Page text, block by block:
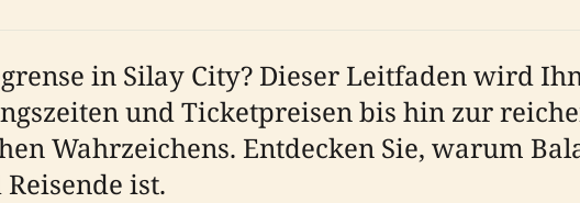
in Silay City? Dieser Leitfaden wird
und Ticketpreisen bis hin zur
Wahrzeichens. Entdecken Sie, warum
ist.